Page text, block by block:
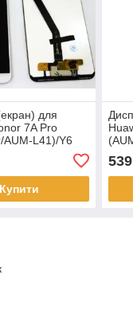
для
7A Pro
AUM-L41)/Y6
L21)/Y6 Prime
білий
Купити
539